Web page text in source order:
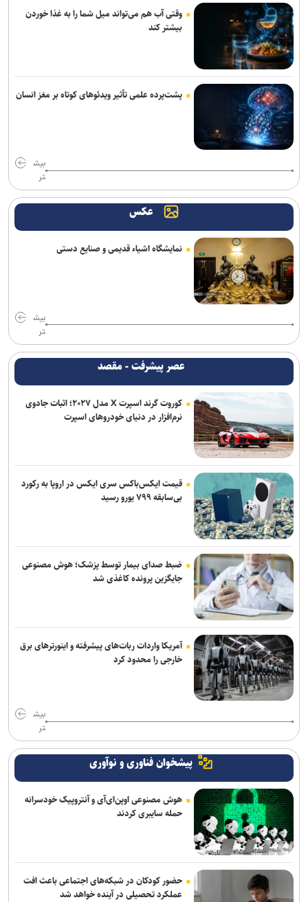
وقتی آب هم می‌تواند میل شما را به غذا خوردن
بیشتر کند
پشت‌پرده علمی تأثیر ویدئو‌های کوتاه بر مغز انسان
بیش
تر
عکس
نمایشگاه اشیاء قدیمی و صنایع دستی
بیش
تر
عصر پیشرفت - مقصد
کوروت گرند اسپرت X مدل ۲۰۲۷؛ اثبات جادوی
نرم‌افزار در دنیای خودروهای اسپرت
قیمت ایکس‌باکس سری ایکس در اروپا به رکورد
بی‌سابقه ۷۹۹ یورو رسید
ضبط صدای بیمار توسط پزشک؛ هوش مصنوعی
جایگزین پرونده کاغذی شد
آمریکا واردات ربات‌های پیشرفته و اینورترهای برق
خارجی را محدود کرد
بیش
تر
پیشخوان فناوری و نوآوری
هوش مصنوعی اوپن‌ای‌آی و آنتروپیک خودسرانه
حمله سایبری کردند
حضور کودکان در شبکه‌های اجتماعی باعث افت
عملکرد تحصیلی در آینده خواهد شد